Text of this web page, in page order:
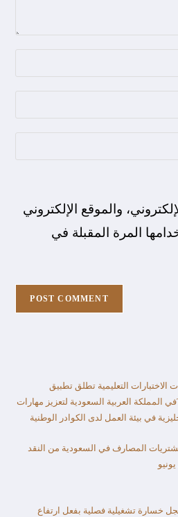
والموقع الإلكتروني
المرة المقبلة في
التعليمية تطلق تطبيق
TOEIC® Palفي المملكة العربية السعودية لتعزيز مهارات
في بيئة العمل لدى الكوادر الوطنية
مشتريات المصارف في السعودية من النقد
خسارة تشغيلية فصلية بفعل ارتفاع